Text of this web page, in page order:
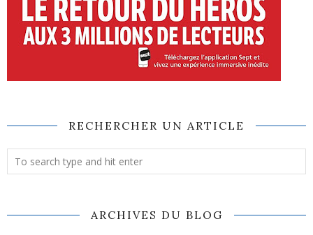
RECHERCHER UN ARTICLE
ARCHIVES DU BLOG